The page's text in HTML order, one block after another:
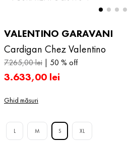
VALENTINO GARAVANI
Cardigan Chez Valentino
7.265,00lei 50 % off
3.633,00 lei
Ghid măsuri
L M S XL